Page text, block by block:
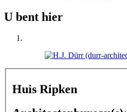
U bent hier
Huis Ripken